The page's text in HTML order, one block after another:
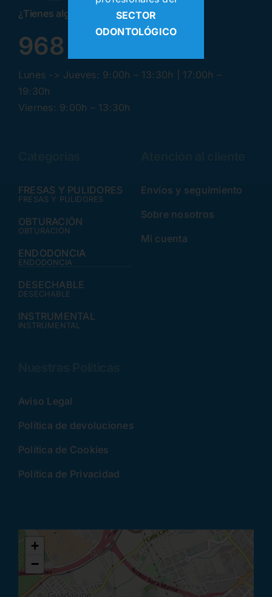
¿Tienes alguna pregunta? ¡Llamanos!
968 30 87 99
Lunes -> Jueves: 9:00h – 13:30h | 17:00h –
19:30h
Viernes: 9:00h – 13:30h
FRESAS Y PULIDORES
FRESAS Y PULIDORES
OBTURACIÓN
OBTURACIÓN
ENDODONCIA
ENDODONCIA
DESECHABLE
DESECHABLE
INSTRUMENTAL
INSTRUMENTAL
Envíos y seguimiento
Sobre nosotros
Mi cuenta
Aviso Legal
Política de devoluciones
Política de Cookies
Política de Privacidad
+
−
SECTOR
ODONTOLÓGICO